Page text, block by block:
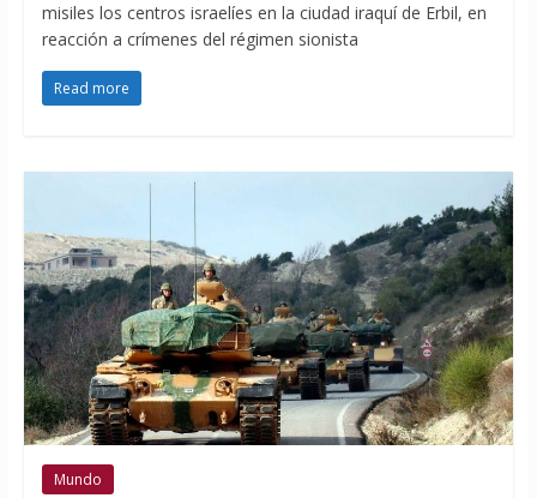
misiles los centros israelíes en la ciudad iraquí de Erbil, en
reacción a crímenes del régimen sionista
Read more
Mundo